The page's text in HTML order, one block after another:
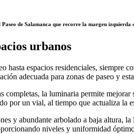
de Salamanca que recorre la margen izquierda
urbanos
hasta espacios residenciales,
adecuada para zonas de paseo y
la luminaria permite
por un vial, al tiempo que actualiza la
y abundante arbolado a baja altura, la
niveles y uniformidad